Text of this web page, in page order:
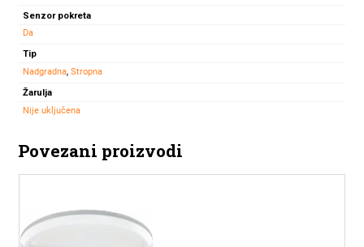
Senzor pokreta
Da
Tip
Nadgradna, Stropna
Žarulja
Nije uključena
Povezani proizvodi